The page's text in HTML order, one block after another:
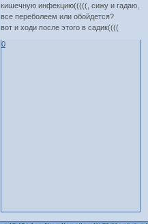
кишечную инфекцию(((((, сижу и гадаю,
все переболеем или обойдется?
вот и ходи после этого в садик((((
0